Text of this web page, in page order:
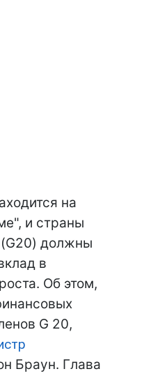
на
и страны
должны
в
Об этом,
G 20,
Браун. Глава